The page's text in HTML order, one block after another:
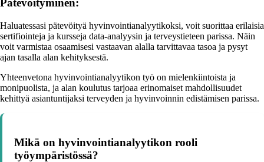
Pätevöityminen:
Haluatessasi pätevöityä hyvinvointianalyytikoksi, voit suorittaa erilaisia
sertifiointeja ja kursseja data-analyysin ja terveystieteen parissa. Näin
voit varmistaa osaamisesi vastaavan alalla tarvittavaa tasoa ja pysyt
ajan tasalla alan kehityksestä.
Yhteenvetona hyvinvointianalyytikon työ on mielenkiintoista ja
monipuolista, ja alan koulutus tarjoaa erinomaiset mahdollisuudet
kehittyä asiantuntijaksi terveyden ja hyvinvoinnin edistämisen parissa.
Mikä on hyvinvointianalyytikon rooli
työympäristössä?